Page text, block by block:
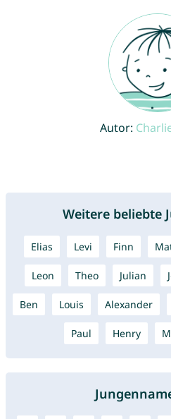
Autor:
Weitere beliebte
Elias Levi Finn
Leon Theo Julian
Ben Louis Alexander
Paul Henry